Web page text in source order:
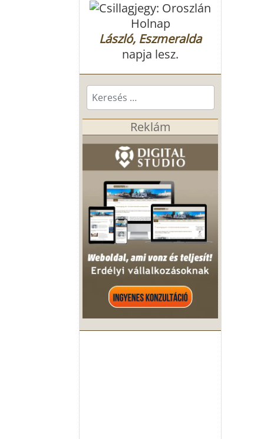
Holnap
László, Eszmeralda
napja lesz.
Keresés...
Reklám